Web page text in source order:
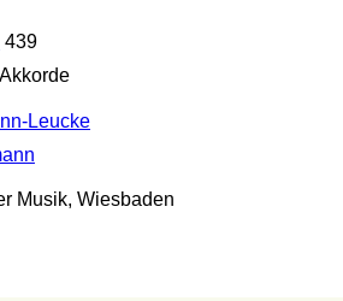
439
Leucke
Musik, Wiesbaden